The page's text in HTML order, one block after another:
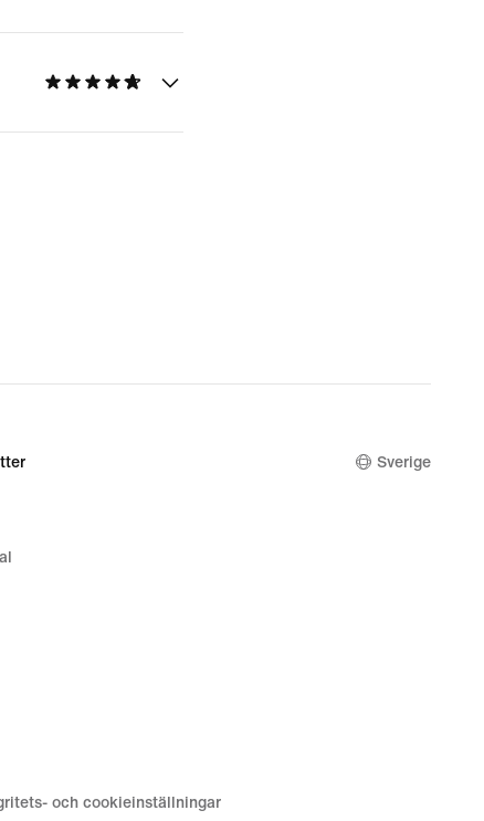
Sverige
och cookieinställningar